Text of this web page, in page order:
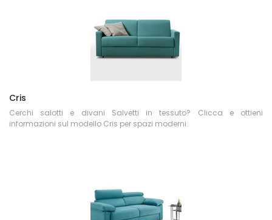
Cris
Cerchi salotti e divani Salvetti in tessuto? Clicca e ottieni
informazioni sul modello Cris per spazi moderni.